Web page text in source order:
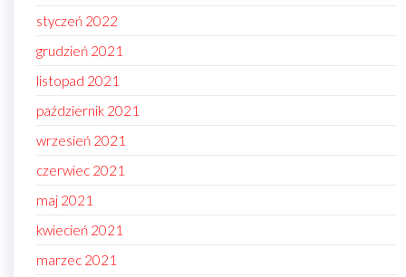
styczeń 2022
grudzień 2021
listopad 2021
październik 2021
wrzesień 2021
czerwiec 2021
maj 2021
kwiecień 2021
marzec 2021